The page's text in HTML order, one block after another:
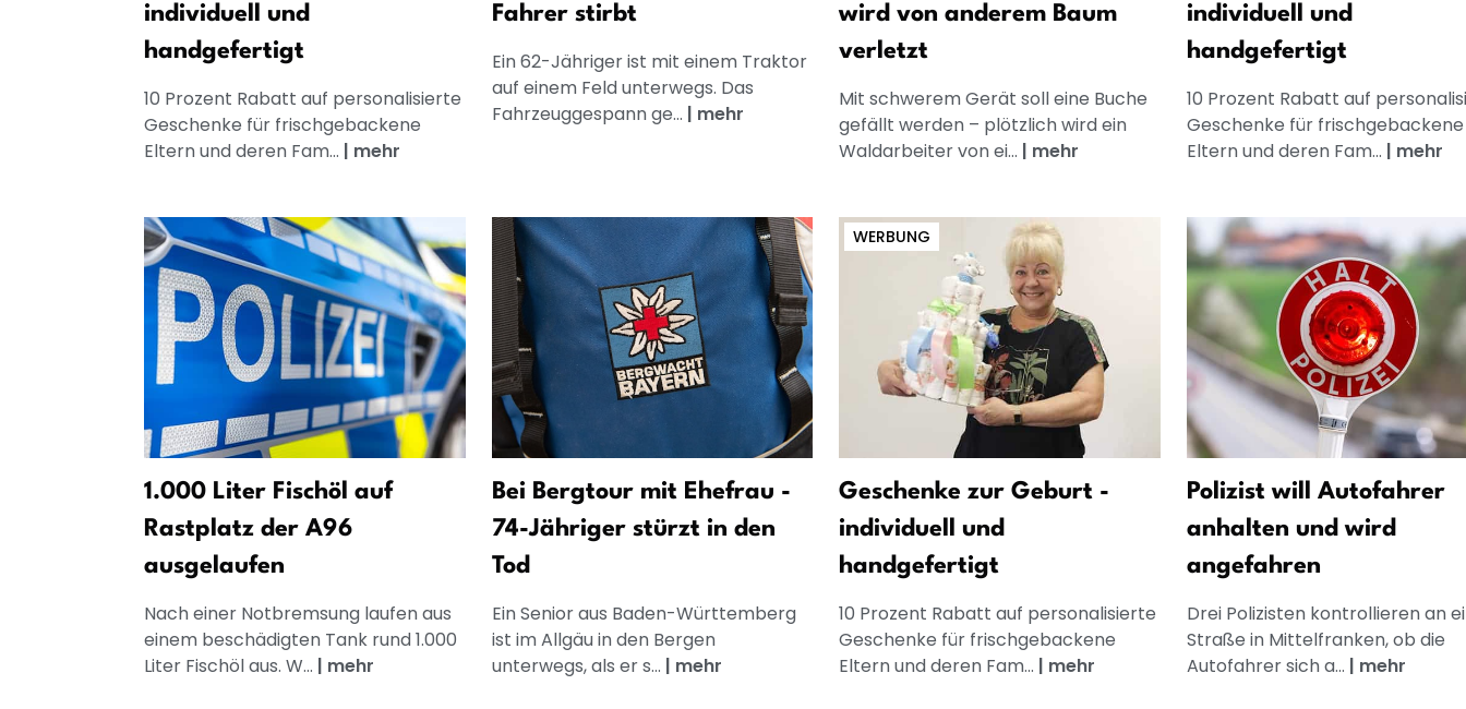
individuell und
handgefertigt
10 Prozent Rabatt auf personalisierte
Geschenke für frischgebackene
Eltern und deren Fam... | mehr
Fahrer stirbt
Ein 62-Jähriger ist mit einem Traktor
auf einem Feld unterwegs. Das
Fahrzeuggespann ge... | mehr
wird von anderem Baum
verletzt
Mit schwerem Gerät soll eine Buche
gefällt werden – plötzlich wird ein
Waldarbeiter von ei... | mehr
individuell und
handgefertigt
10 Prozent Rabatt auf
Geschenke für frischgebackene
Eltern und deren Fam... | mehr
1.000 Liter Fischöl auf
Rastplatz der A96
ausgelaufen
Nach einer Notbremsung laufen aus
einem beschädigten Tank rund 1.000
Liter Fischöl aus. W... | mehr
Bei Bergtour mit Ehefrau -
74-Jähriger stürzt in den
Tod
Ein Senior aus Baden-Württemberg
ist im Allgäu in den Bergen
unterwegs, als er s... | mehr
WERBUNG
Geschenke zur Geburt -
individuell und
handgefertigt
10 Prozent Rabatt auf personalisierte
Geschenke für frischgebackene
Eltern und deren Fam... | mehr
Polizist will Autofahrer
anhalten und wird
angefahren
Drei Polizisten kontrollieren an
Straße in Mittelfranken, ob die
Autofahrer sich a... | mehr